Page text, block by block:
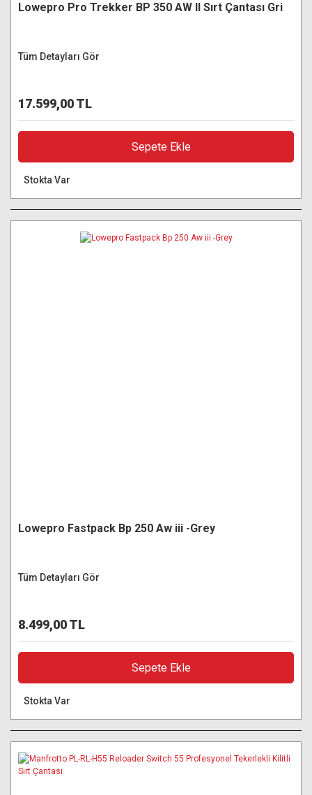
Lowepro Pro Trekker BP 350 AW II Sırt Çantası Gri
Tüm Detayları Gör
17.599,00 TL
Sepete Ekle
Stokta Var
Lowepro Fastpack Bp 250 Aw iii -Grey
Tüm Detayları Gör
8.499,00 TL
Sepete Ekle
Stokta Var